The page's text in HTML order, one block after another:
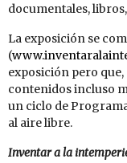
documentales,
La exposición se
(
exposición pero
contenidos incluso
un ciclo de
al aire libre.
Inventar a la